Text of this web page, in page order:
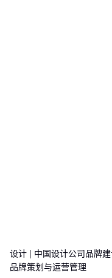
设计 | 中国设计公司品牌
品牌策划与运营管理